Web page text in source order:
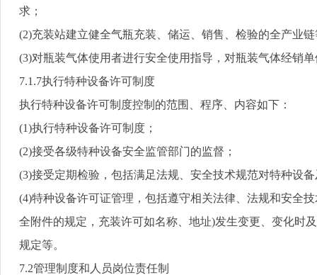
求；
(2)充装站建立健全气瓶充装、储运、销售、检验的全产业
(3)对瓶装气体使用者进行安全使用指导，对瓶装气体经销
7.1.7执行特种设备许可制度
执行特种设备许可制度控制的范围、程序、内容如下：
(1)执行特种设备许可制度；
(2)接受各级特种设备安全监管部门的监督；
(3)接受定期检验，包括满足法规、安全技术规范对特种设
(4)特种设备许可证管理，包括遵守相关法律、法规和安全
全附件的规定，充装许可如名称、地址)发生变更、变化时
规定等。
7.2管理制度和人员岗位责任制